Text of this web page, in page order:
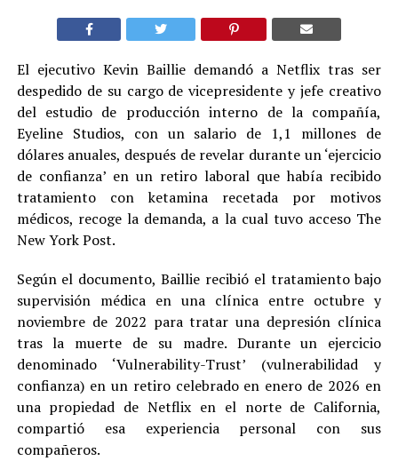
El ejecutivo Kevin Baillie demandó a Netflix tras ser
despedido de su cargo de vicepresidente y jefe creativo
del estudio de producción interno de la compañía,
Eyeline Studios, con un salario de 1,1 millones de
dólares anuales, después de revelar durante un ‘ejercicio
de confianza’ en un retiro laboral que había recibido
tratamiento con ketamina recetada por motivos
médicos, recoge la demanda, a la cual tuvo acceso The
New York Post.
Según el documento, Baillie recibió el tratamiento bajo
supervisión médica en una clínica entre octubre y
noviembre de 2022 para tratar una depresión clínica
tras la muerte de su madre. Durante un ejercicio
denominado ‘Vulnerability-Trust’ (vulnerabilidad y
confianza) en un retiro celebrado en enero de 2026 en
una propiedad de Netflix en el norte de California,
compartió esa experiencia personal con sus
compañeros.